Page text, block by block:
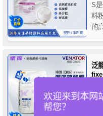
S
料
的
低
化
泛
fixe
泛
色
在
欢迎来到本网
帮您？